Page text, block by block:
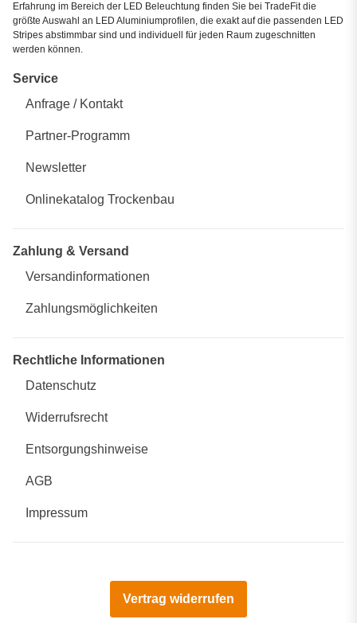
Erfahrung im Bereich der LED Beleuchtung finden Sie bei TradeFit die
größte Auswahl an LED Aluminiumprofilen, die exakt auf die passenden LED
Stripes abstimmbar sind und individuell für jeden Raum zugeschnitten
werden können.
Service
Anfrage / Kontakt
Partner-Programm
Newsletter
Onlinekatalog Trockenbau
Zahlung & Versand
Versandinformationen
Zahlungsmöglichkeiten
Rechtliche Informationen
Datenschutz
Widerrufsrecht
Entsorgungshinweise
AGB
Impressum
Vertrag widerrufen